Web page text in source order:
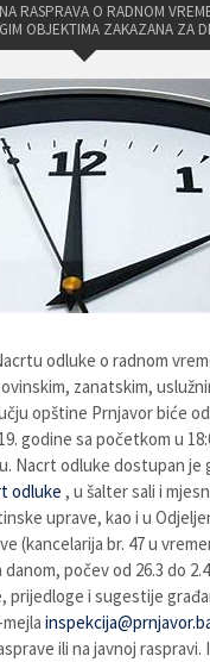
RASPRAVA O RADNOM
OBJEKTIMA ZAKAZANA ZA
odluke o radnom
zanatskim,
opštine Prnjavor biće
godine sa početkom u
Nacrt odluke dostupan je
odluke , u šalter sali i
uprave, kao i u
(kancelarija br. 47 u
počev od 26.3 do
prijedloge i sugestije
ili na javnoj raspravi.